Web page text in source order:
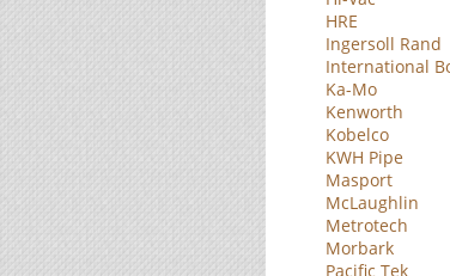
HRE
Ingersoll Rand
International
Ka-Mo
Kenworth
Kobelco
KWH Pipe
Masport
McLaughlin
Metrotech
Morbark
Pacific Tek